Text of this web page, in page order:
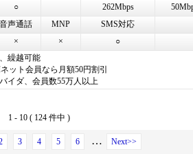
○ 262Mbps
音声通話 MNP
SMS対応
× ×
○
繰越可能
ット会員なら月額50円割引
イダ、会員数55万人以上
1 - 10 ( 124 件中 )
3 4 5 6 … Next>>